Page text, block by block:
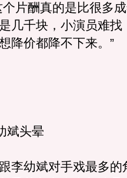
片酬真的是比很多
几千块，小演员难找
降价都降不下来。”
斌头晕
幼斌对手戏最多的